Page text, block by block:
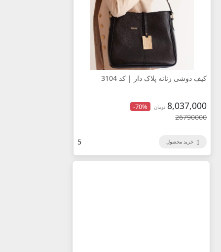
کیف دوشی زنانه پلاک دار | کد 3104
8,037,000 تومان -70%
26790000
خرید محصول 5